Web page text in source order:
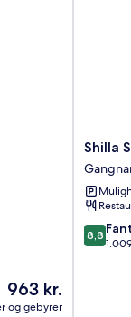
Prisen
er
963 kr.
og gebyrer
Shilla
Stay
gu
Shilla
8.8
ud
8,8